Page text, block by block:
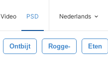
Video PSD Nederlands
Ontbijt Rogge- Eten